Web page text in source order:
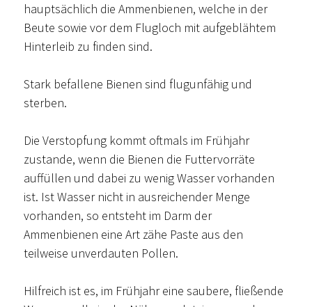
hauptsächlich die Ammenbienen, welche in der
Beute sowie vor dem Flugloch mit aufgeblähtem
Hinterleib zu finden sind.
Stark befallene Bienen sind flugunfähig und
sterben.
Die Verstopfung kommt oftmals im Frühjahr
zustande, wenn die Bienen die Futtervorräte
auffüllen und dabei zu wenig Wasser vorhanden
ist. Ist Wasser nicht in ausreichender Menge
vorhanden, so entsteht im Darm der
Ammenbienen eine Art zähe Paste aus den
teilweise unverdauten Pollen.
Hilfreich ist es, im Frühjahr eine saubere, fließende